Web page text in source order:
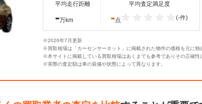
平均走行距離
-万km
平均査定満足度
-点 (-件)
※2026年7月更新
※買取相場は「カーセンサーネット」に掲載された物件の価格を元に独
※本サイトに掲載している買取相場はあくまでも参考でありその正確性
※実際の査定額は車の装備や状態によって異なります。